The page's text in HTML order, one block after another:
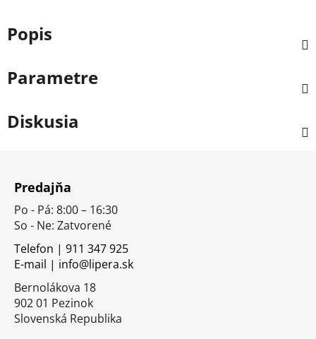
Popis
Parametre
Diskusia
Predajňa
Po - Pá: 8:00 – 16:30
So - Ne: Zatvorené
Telefon | 911 347 925
E-mail | info@lipera.sk
Bernolákova 18
902 01 Pezinok
Slovenská Republika